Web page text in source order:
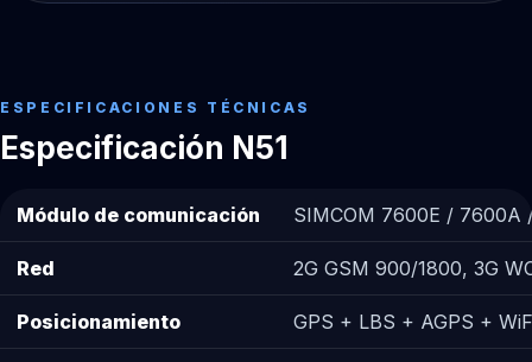
ESPECIFICACIONES TÉCNICAS
Especificación N51
Módulo de comunicación SIMCOM 7600E / 7600A
Red 2G GSM 900/1800, 3G
Posicionamiento GPS + LBS + AGPS +